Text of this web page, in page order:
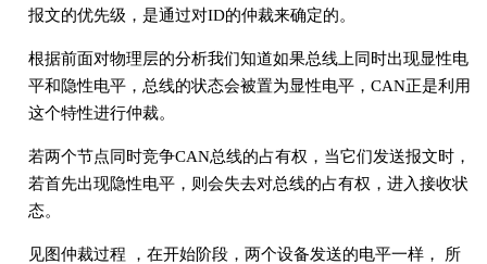
报文的优先级，是通过对ID的仲裁来确定的。
根据前面对物理层的分析我们知道如果总线上同时出现显性电
平和隐性电平，总线的状态会被置为显性电平，CAN正是利用
这个特性进行仲裁。
若两个节点同时竞争CAN总线的占有权，当它们发送报文时，
若首先出现隐性电平，则会失去对总线的占有权，进入接收状
态。
见图仲裁过程 ，在开始阶段，两个设备发送的电平一样， 所